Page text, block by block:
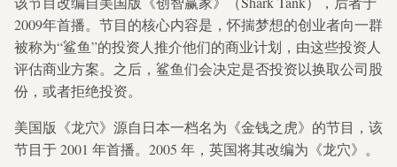
2009年首播。节目的核心内容是，怀揣梦想的创业者向一群
被称为“鲨鱼”的投资人推介他们的商业计划，由这些投资人
评估商业方案。之后，鲨鱼们会决定是否投资以换取公司股
份，或者拒绝投资。
美国版《龙穴》源自日本一档名为《金钱之虎》的节目，该
节目于 2001 年首播。2005 年，英国将其改编为《龙穴》。